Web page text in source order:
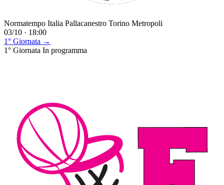
Normatempo Italia Pallacanestro Torino Metropoli
03/10 · 18:00
1° Giornata →
1° Giornata In programma